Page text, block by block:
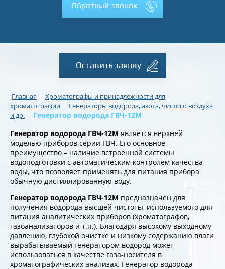
Обратный звонок
Оставить заявку
Главная
Хроматографы и принадлежности для
хроматографии
Генераторы водорода, азота, чистого воздуха
и др.
Генератор водорода ГВЧ-12М
Генератор водорода ГВЧ-12М является верхней
моделью приборов серии ГВЧ. Его основное
преимущество – наличие встроенной системы
водоподготовки с автоматическим контролем качества
воды, что позволяет применять для питания прибора
обычную дистиллированную воду.
Генератор водорода ГВЧ-12М предназначен для
получения водорода высшей чистоты, используемого для
питания аналитических приборов (хроматографов,
газоанализаторов и т.п.). Благодаря высокому выходному
давлению, глубокой очистке и низкому содержанию влаги
вырабатываемый генератором водород может
использоваться в качестве газа-носителя в
хроматографических анализах. Генератор водорода